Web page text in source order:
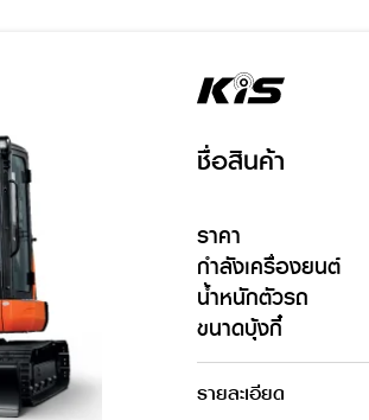
ชื่อสินค้า
ราคา
กำลังเครื่องยนต์
น้ำหนักตัวรถ
ขนาดบุ้งกี๋
รายละเอียด